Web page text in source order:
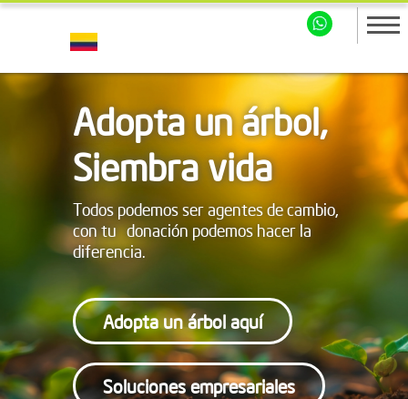
Adopta un árbol,
Siembra vida
Todos podemos ser agentes de cambio,
con tu donación podemos hacer la
diferencia.
Adopta un árbol aquí
Soluciones empresariales